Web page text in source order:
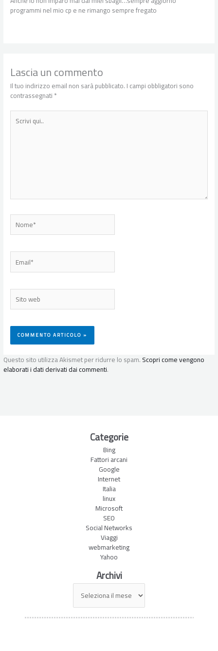
programmi nel mio cp e ne rimango sempre fregato
Lascia un commento
Il tuo indirizzo email non sarà pubblicato.I campi obbligatori sono
contrassegnati*
Scrivi
qui..
Nome*
Email*
Sito
web
Questo sito utilizza Akismet per ridurre lo spam.Scopri come vengono
elaborati i dati derivati dai commenti.
Categorie
Bing
Fattori arcani
Google
Internet
Italia
linux
Microsoft
SEO
Social Networks
Viaggi
webmarketing
Yahoo
Archivi
Archivi